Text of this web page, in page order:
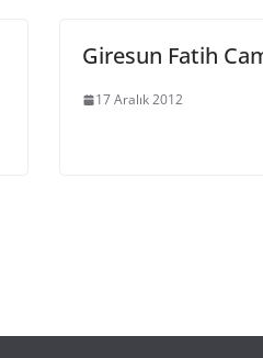
Giresun Fatih
17 Aralık 2012